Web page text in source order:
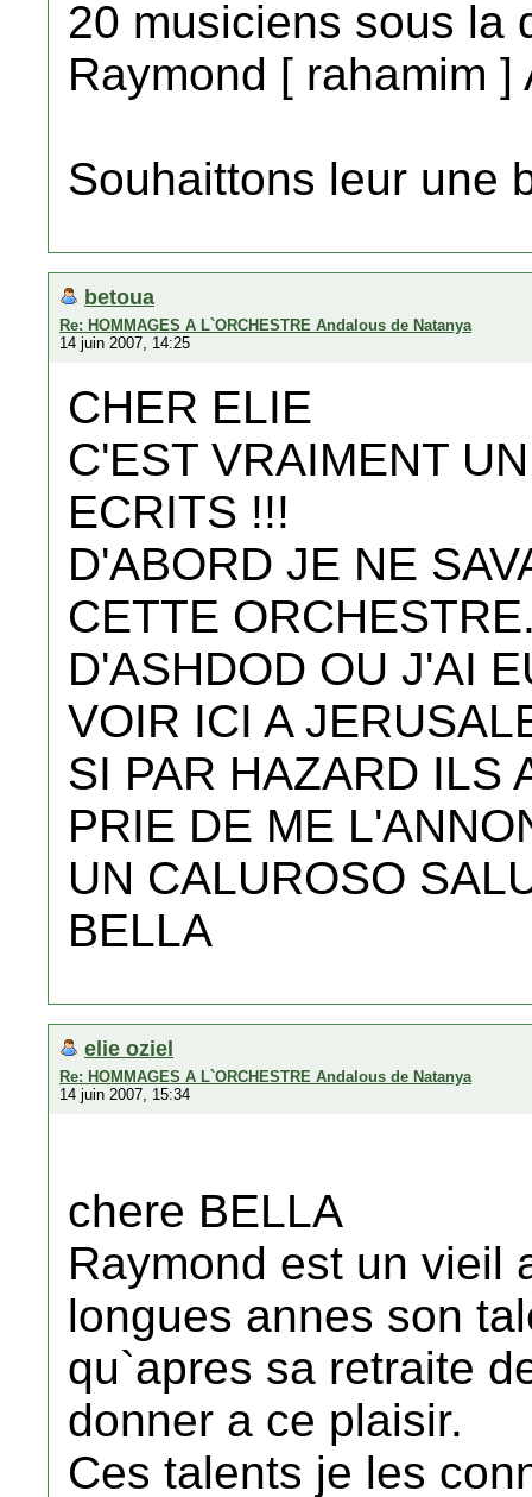
20 musiciens sous la
Raymond [ rahamim ]
Souhaittons leur une
betoua
Re: HOMMAGES A L`ORCHESTRE Andalous de Natanya
14 juin 2007, 14:25
CHER ELIE
C'EST VRAIMENT
ECRITS !!!
D'ABORD JE NE
CETTE
D'ASHDOD OU J'AI
VOIR ICI A
SI PAR HAZARD ILS
PRIE DE ME
UN CALUROSO
BELLA
elie oziel
Re: HOMMAGES A L`ORCHESTRE Andalous de Natanya
14 juin 2007, 15:34
chere BELLA
Raymond est un vieil
longues annes son
qu`apres sa retraite
donner a ce plaisir.
Ces talents je les